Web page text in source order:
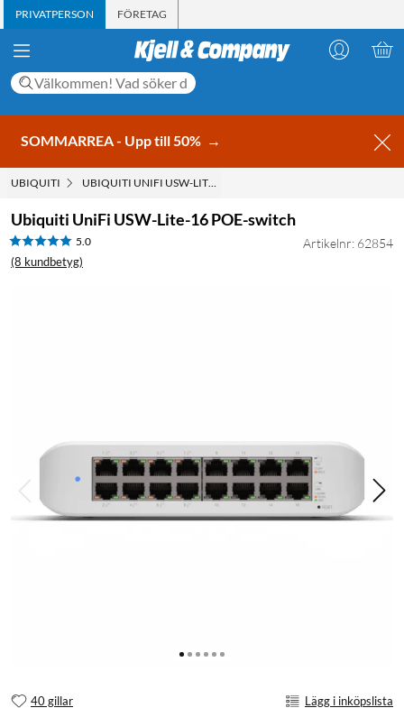
PRIVATPERSON FÖRETAG
SOMMARREA - Upp till 50% →
UBIQUITI UBIQUITI UNIFI USW-LITE-16 POE-SWITCH
Ubiquiti UniFi USW-Lite-16 POE-switch
5.0
(8 kundbetyg)
Artikelnr: 62854
40 gillar Lägg i inköpslista